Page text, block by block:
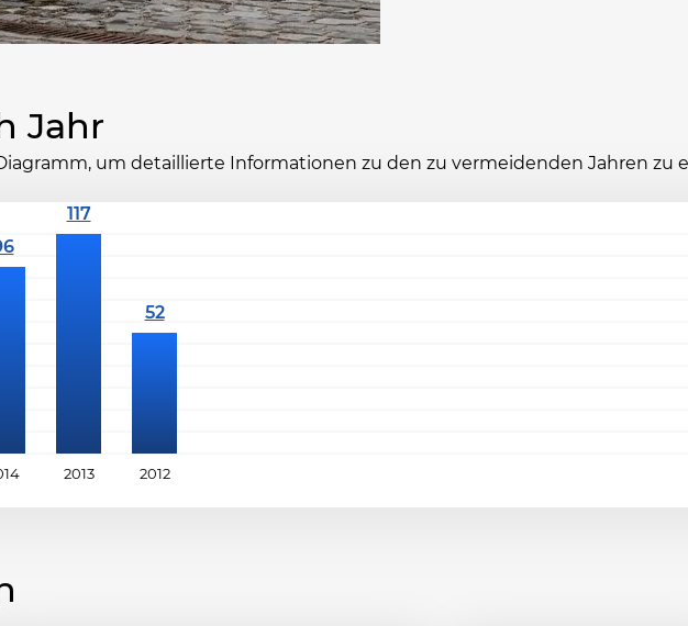
Jahr
um detaillierte Informationen zu den zu vermeidenden Jahren zu
2013 2012